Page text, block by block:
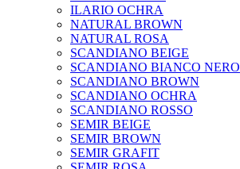
ILARIO OCHRA
NATURAL BROWN
NATURAL ROSA
SCANDIANO BEIGE
SCANDIANO BIANCO NERO
SCANDIANO BROWN
SCANDIANO OCHRA
SCANDIANO ROSSO
SEMIR BEIGE
SEMIR BROWN
SEMIR GRAFIT